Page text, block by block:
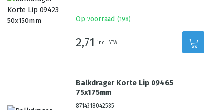
Op voorraad (198)
2,71 incl. BTW
Balkdrager Korte Lip 09465
75x175mm
8714318042585